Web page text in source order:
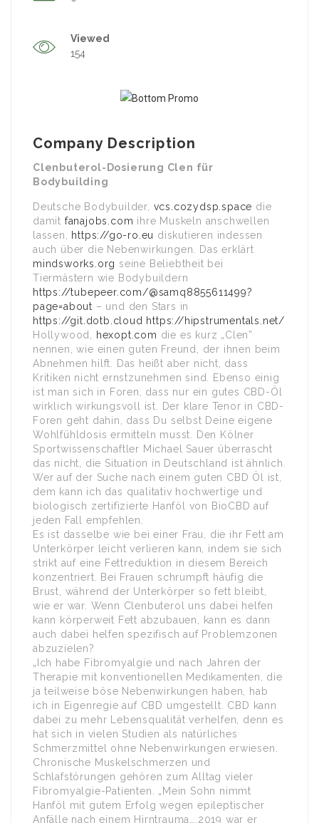
Viewed
154
Company Description
Clenbuterol-Dosierung Clen für
Bodybuilding
Deutsche Bodybuilder, vcs.cozydsp.space die
damit fanajobs.com ihre Muskeln anschwellen
lassen, https://go-ro.eu diskutieren indessen
auch über die Nebenwirkungen. Das erklärt
mindsworks.org seine Beliebtheit bei
Tiermästern wie Bodybuildern
https://tubepeer.com/@samq8855611499?
page=about – und den Stars in
https://git.dotb.cloud https://hipstrumentals.net/
Hollywood,
hexopt.com die es kurz „Clen”
nennen, wie einen guten Freund, der ihnen beim
Abnehmen hilft. Das heißt aber nicht, dass
Kritiken nicht ernstzunehmen sind. Ebenso einig
ist man sich in Foren, dass nur ein gutes CBD-Öl
wirklich wirkungsvoll ist. Der klare Tenor in CBD-
Foren geht dahin, dass Du selbst Deine eigene
Wohlfühldosis ermitteln musst. Den Kölner
Sportwissenschaftler Michael Sauer überrascht
das nicht, die Situation in Deutschland ist ähnlich.
Wer auf der Suche nach einem guten CBD Öl ist,
dem kann ich das qualitativ hochwertige und
biologisch zertifizierte Hanföl von BioCBD auf
jeden Fall empfehlen.
Es ist dasselbe wie bei einer Frau, die ihr Fett am
Unterkörper leicht verlieren kann, indem sie sich
strikt auf eine Fettreduktion in diesem Bereich
konzentriert. Bei Frauen schrumpft häufig die
Brust, während der Unterkörper so fett bleibt,
wie er war. Wenn Clenbuterol uns dabei helfen
kann körperweit Fett abzubauen, kann es dann
auch dabei helfen spezifisch auf Problemzonen
abzuzielen?
„Ich habe Fibromyalgie und nach Jahren der
Therapie mit konventionellen Medikamenten, die
ja teilweise böse Nebenwirkungen haben, hab
ich in Eigenregie auf CBD umgestellt. CBD kann
dabei zu mehr Lebensqualität verhelfen, denn es
hat sich in vielen Studien als natürliches
Schmerzmittel ohne Nebenwirkungen erwiesen.
Chronische Muskelschmerzen und
Schlafstörungen gehören zum Alltag vieler
Fibromyalgie-Patienten. „Mein Sohn nimmt
Hanföl mit gutem Erfolg wegen epileptischer
Anfälle nach einem Hirntrauma….2019 war er